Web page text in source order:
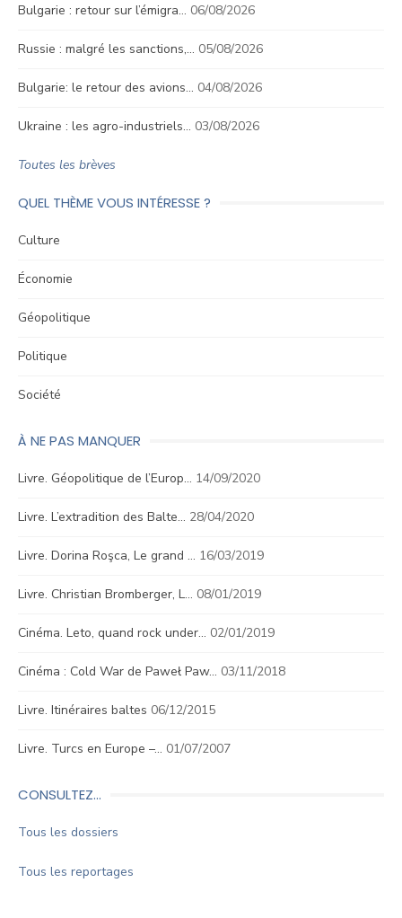
Bulgarie : retour sur l’émigra… 06/08/2026
Russie : malgré les sanctions,… 05/08/2026
Bulgarie: le retour des avions… 04/08/2026
Ukraine : les agro-industriels… 03/08/2026
Toutes les brèves
QUEL THÈME VOUS INTÉRESSE ?
Culture
Économie
Géopolitique
Politique
Société
À NE PAS MANQUER
Livre. Géopolitique de l’Europ… 14/09/2020
Livre. L’extradition des Balte… 28/04/2020
Livre. Dorina Roşca, Le grand … 16/03/2019
Livre. Christian Bromberger, L… 08/01/2019
Cinéma. Leto, quand rock under… 02/01/2019
Cinéma : Cold War de Paweł Paw… 03/11/2018
Livre. Itinéraires baltes 06/12/2015
Livre. Turcs en Europe –… 01/07/2007
CONSULTEZ…
Tous les dossiers
Tous les reportages